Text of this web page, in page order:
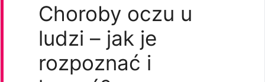
Choroby oczu u
ludzi – jak je
rozpoznać i